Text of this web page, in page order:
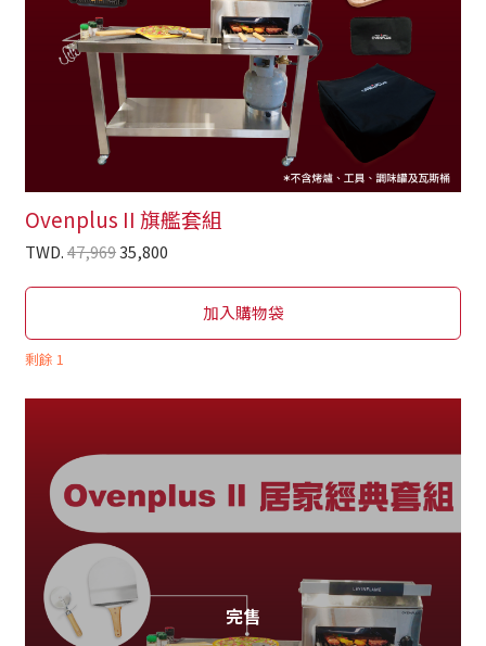
Ovenplus II 旗艦套組
TWD.47,96935,800
加入購物袋
剩餘 1
完售